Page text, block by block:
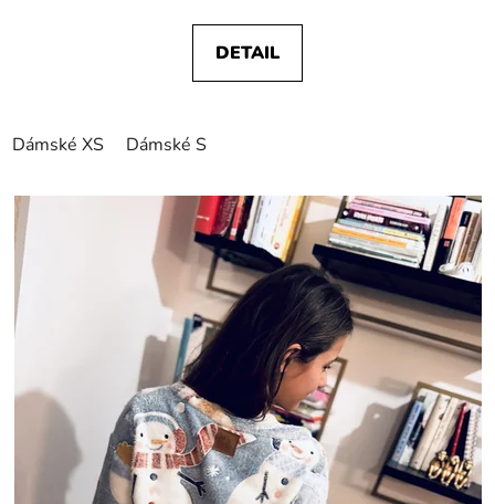
DETAIL
Dámské XS Dámské S